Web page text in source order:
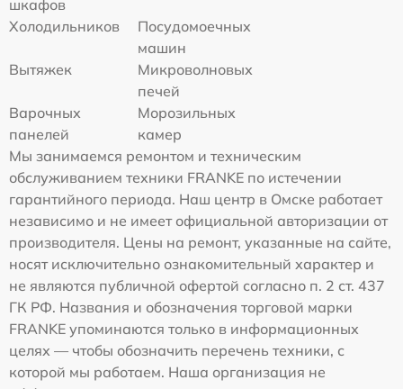
шкафов
Холодильников
Посудомоечных
машин
Вытяжек
Микроволновых
печей
Варочных
панелей
Морозильных
камер
Мы занимаемся ремонтом и техническим
обслуживанием техники FRANKE по истечении
гарантийного периода. Наш центр в Омске работает
независимо и не имеет официальной авторизации от
производителя. Цены на ремонт, указанные на сайте,
носят исключительно ознакомительный характер и
не являются публичной офертой согласно п. 2 ст. 437
ГК РФ. Названия и обозначения торговой марки
FRANKE упоминаются только в информационных
целях — чтобы обозначить перечень техники, с
которой мы работаем. Наша организация не